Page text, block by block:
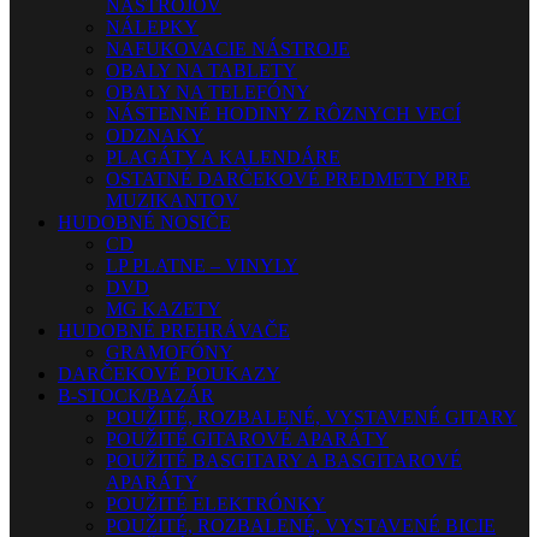
NÁSTROJOV
NÁLEPKY
NAFUKOVACIE NÁSTROJE
OBALY NA TABLETY
OBALY NA TELEFÓNY
NÁSTENNÉ HODINY Z RÔZNYCH VECÍ
ODZNAKY
PLAGÁTY A KALENDÁRE
OSTATNÉ DARČEKOVÉ PREDMETY PRE
MUZIKANTOV
HUDOBNÉ NOSIČE
CD
LP PLATNE – VINYLY
DVD
MG KAZETY
HUDOBNÉ PREHRÁVAČE
GRAMOFÓNY
DARČEKOVÉ POUKAZY
B-STOCK/BAZÁR
POUŽITÉ, ROZBALENÉ, VYSTAVENÉ GITARY
POUŽITÉ GITAROVÉ APARÁTY
POUŽITÉ BASGITARY A BASGITAROVÉ
APARÁTY
POUŽITÉ ELEKTRÓNKY
POUŽITÉ, ROZBALENÉ, VYSTAVENÉ BICIE